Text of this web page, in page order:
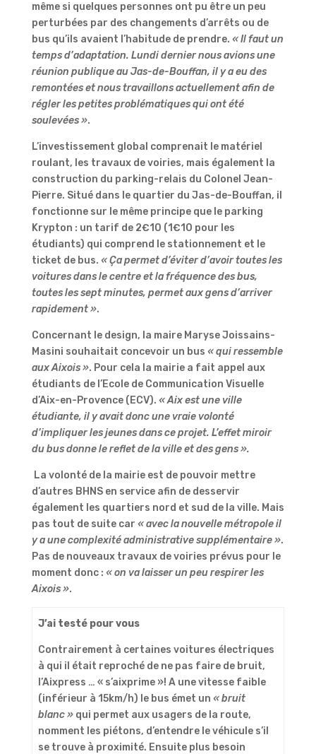
même si quelques personnes ont pu être un peu
perturbées par des changements d’arrêts ou de
bus qu’ils avaient l’habitude de prendre. « Il faut un
temps d’adaptation. Lundi dernier nous avions une
réunion publique au Jas-de-Bouffan, il y a eu des
remontées et nous travaillons actuellement afin de
régler les petites problématiques qui ont été
soulevées ».
L’investissement global comprenait le matériel
roulant, les travaux de voiries, mais également la
construction du parking-relais du Colonel Jean-
Pierre. Situé dans le quartier du Jas-de-Bouffan, il
fonctionne sur le même principe que le parking
Krypton : un tarif de 2€10 (1€10 pour les
étudiants) qui comprend le stationnement et le
ticket de bus. « Ça permet d’éviter d’avoir toutes les
voitures dans le centre et la fréquence des bus,
toutes les sept minutes, permet aux gens d’arriver
rapidement ».
Concernant le design, la maire Maryse Joissains-
Masini souhaitait concevoir un bus « qui ressemble
aux Aixois ». Pour cela la mairie a fait appel aux
étudiants de l’Ecole de Communication Visuelle
d’Aix-en-Provence (ECV). « Aix est une ville
étudiante, il y avait donc une vraie volonté
d’impliquer les jeunes dans ce projet. L’effet miroir
du bus donne le reflet de la ville et des gens ».
La volonté de la mairie est de pouvoir mettre
d’autres BHNS en service afin de desservir
également les quartiers nord et sud de la ville. Mais
pas tout de suite car « avec la nouvelle métropole il
y a une complexité administrative supplémentaire ».
Pas de nouveaux travaux de voiries prévus pour le
moment donc : « on va laisser un peu respirer les
Aixois ».
J’ai testé pour vous
Contrairement à certaines voitures électriques
à qui il était reproché de ne pas faire de bruit,
l’Aixpress … « s’aixprime »! A une vitesse faible
(inférieur à 15km/h) le bus émet un « bruit
blanc » qui permet aux usagers de la route,
nomment les piétons, d’entendre le véhicule s’il
se trouve à proximité. Ensuite plus besoin